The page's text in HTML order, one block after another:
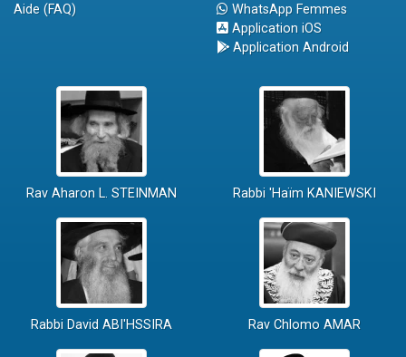
Aide (FAQ)
WhatsApp Femmes
Application iOS
Application Android
Rav Aharon L. STEINMAN Rabbi 'Haïm KANIEWSKI
Rabbi David ABI'HSSIRA Rav Chlomo AMAR